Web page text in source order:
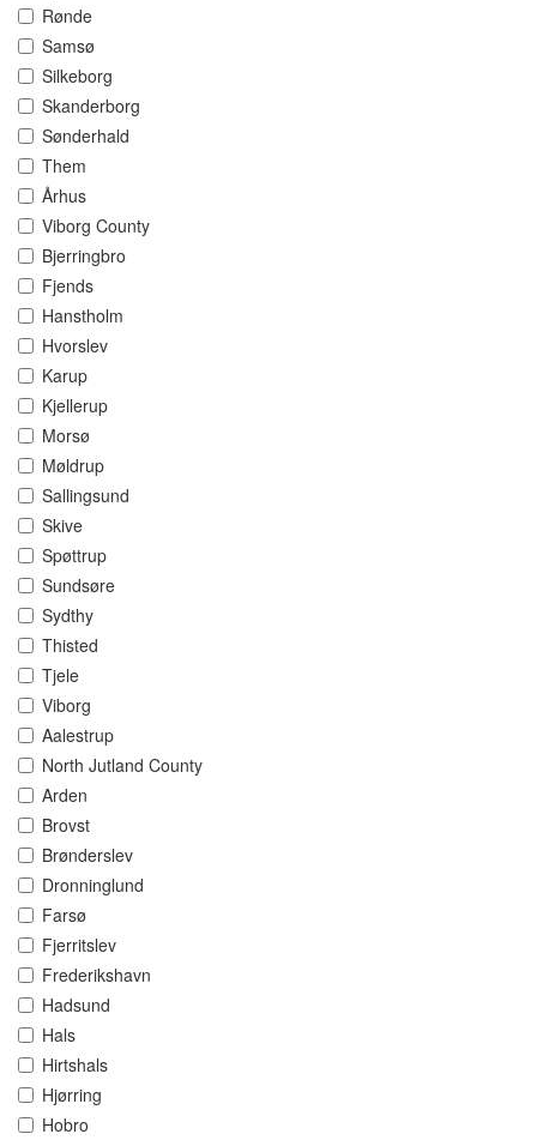
Rønde
Samsø
Silkeborg
Skanderborg
Sønderhald
Them
Århus
Viborg County
Bjerringbro
Fjends
Hanstholm
Hvorslev
Karup
Kjellerup
Morsø
Møldrup
Sallingsund
Skive
Spøttrup
Sundsøre
Sydthy
Thisted
Tjele
Viborg
Aalestrup
North Jutland County
Arden
Brovst
Brønderslev
Dronninglund
Farsø
Fjerritslev
Frederikshavn
Hadsund
Hals
Hirtshals
Hjørring
Hobro